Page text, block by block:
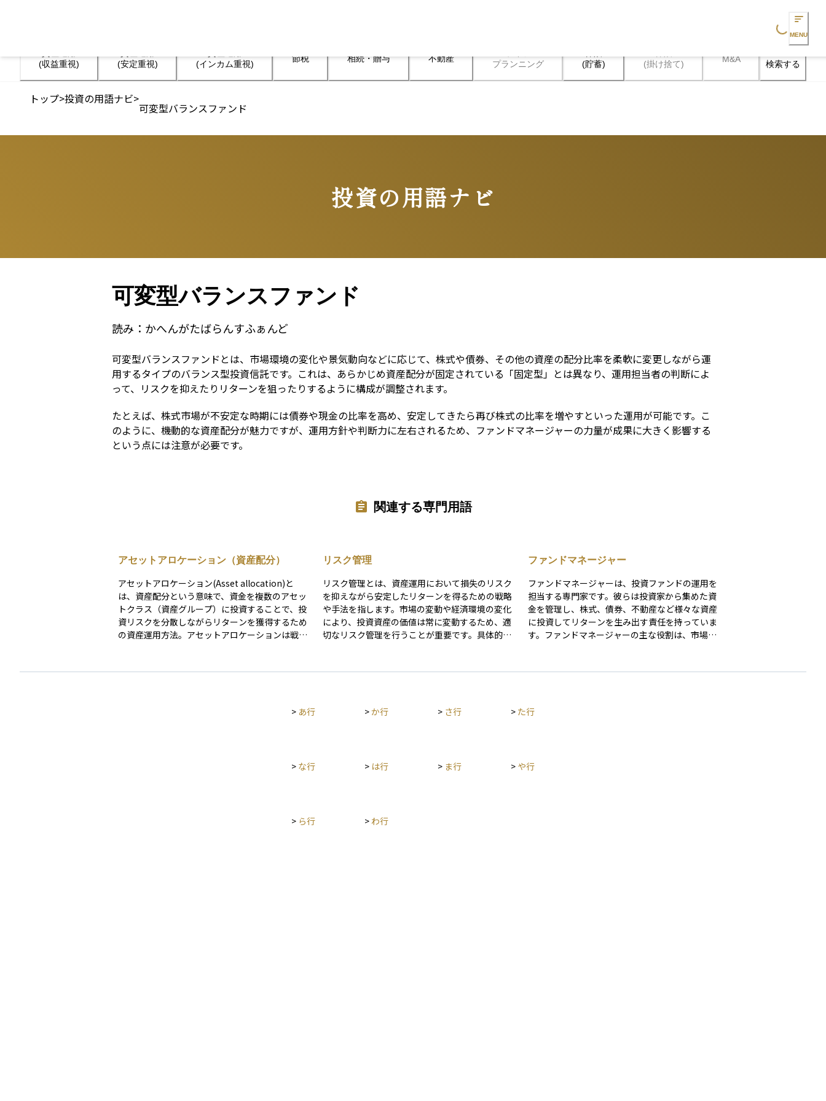
Loading... MENU
(収益重視)
(安定重視)
(インカム重視)
節税 相続・贈与 不動産
プランニング
(貯蓄)
(掛け捨て)
M&A 検索する
トップ>投資の用語ナビ>
可変型バランスファンド
投資の用語ナビ
Terms
可変型バランスファンド
読み： かへんがたばらんすふぁんど
可変型バランスファンドとは、市場環境の変化や景気動向などに応じて、株式や債券、その他の資産の配分比率を柔軟に変更しながら運
用するタイプのバランス型投資信託です。これは、あらかじめ資産配分が固定されている「固定型」とは異なり、運用担当者の判断によ
って、リスクを抑えたりリターンを狙ったりするように構成が調整されます。
たとえば、株式市場が不安定な時期には債券や現金の比率を高め、安定してきたら再び株式の比率を増やすといった運用が可能です。こ
のように、機動的な資産配分が魅力ですが、運用方針や判断力に左右されるため、ファンドマネージャーの力量が成果に大きく影響する
という点には注意が必要です。
関連する専門用語
アセットアロケーション（資産配分）
アセットアロケーション(Asset allocation)と
は、資産配分という意味で、資金を複数のアセッ
トクラス（資産グループ）に投資することで、投
資リスクを分散しながらリターンを獲得するため
の資産運用方法。アセットアロケーションは戦略
前者は中長期的に投資目的・リスク許容度・投資
リスク管理
リスク管理とは、資産運用において損失のリスク
を抑えながら安定したリターンを得るための戦略
や手法を指します。市場の変動や経済環境の変化
により、投資資産の価値は常に変動するため、適
切なリスク管理を行うことが重要です。具体的に
定期的に見直す、ストップロス（損切り）ルール
リオを調整することも有効です。適切なリスク管
ファンドマネージャー
ファンドマネージャーは、投資ファンドの運用を
担当する専門家です。彼らは投資家から集めた資
金を管理し、株式、債券、不動産など様々な資産
に投資してリターンを生み出す責任を持っていま
す。ファンドマネージャーの主な役割は、市場の
スの最適化です。 ファンドマネージャーは、経済
と分析能力が必要です。彼らの投資判断は、ファ
ケーションも担当し、投資戦略の説明、成績報
> あ行 >か行 > さ行 > た行
> な行 > は行 > ま行 > や行
> ら行 > わ行